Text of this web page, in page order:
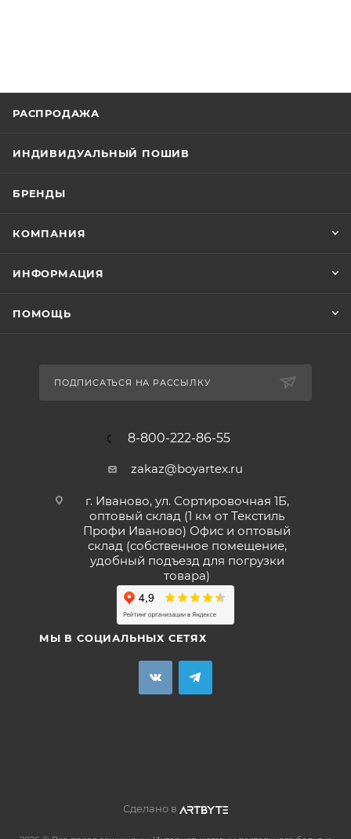
РАСПРОДАЖА
ИНДИВИДУАЛЬНЫЙ ПОШИВ
БРЕНДЫ
КОМПАНИЯ
ИНФОРМАЦИЯ
ПОМОЩЬ
ПОДПИСАТЬСЯ НА РАССЫЛКУ
8-800-222-86-55
zakaz@boyartex.ru
г. Иваново, ул. Сортировочная 1Б,
оптовый склад (1 км от Текстиль
Профи Иваново) Офис и оптовый
склад (собственное помещение,
удобный подъезд для погрузки
товара)
МЫ В СОЦИАЛЬНЫХ СЕТЯХ
Сделано в